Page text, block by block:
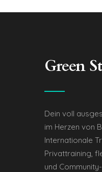
Green
Dein voll
im Herzen von
Internationale
Privattraining,
und